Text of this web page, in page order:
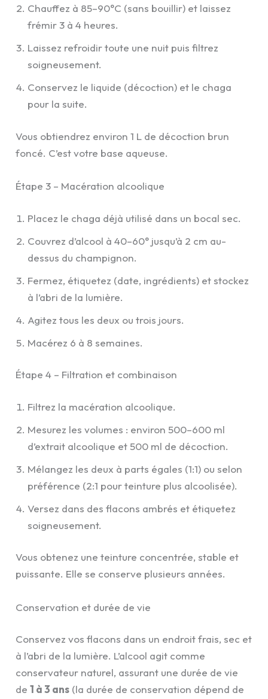
Chauffez à 85–90°C (sans bouillir) et laissez
frémir 3 à 4 heures.
Laissez refroidir toute une nuit puis filtrez
soigneusement.
Conservez le liquide (décoction) et le chaga
pour la suite.
Vous obtiendrez environ 1 L de décoction brun
foncé. C’est votre base aqueuse.
Étape 3 – Macération alcoolique
Placez le chaga déjà utilisé dans un bocal sec.
Couvrez d’alcool à 40–60° jusqu’à 2 cm au-
dessus du champignon.
Fermez, étiquetez (date, ingrédients) et stockez
à l’abri de la lumière.
Agitez tous les deux ou trois jours.
Macérez 6 à 8 semaines.
Étape 4 – Filtration et combinaison
Filtrez la macération alcoolique.
Mesurez les volumes : environ 500–600 ml
d’extrait alcoolique et 500 ml de décoction.
Mélangez les deux à parts égales (1:1) ou selon
préférence (2:1 pour teinture plus alcoolisée).
Versez dans des flacons ambrés et étiquetez
soigneusement.
Vous obtenez une teinture concentrée, stable et
puissante. Elle se conserve plusieurs années.
Conservation et durée de vie
Conservez vos flacons dans un endroit frais, sec et
à l’abri de la lumière. L’alcool agit comme
conservateur naturel, assurant une durée de vie
de1 à 3 ans (la durée de conservation dépend de